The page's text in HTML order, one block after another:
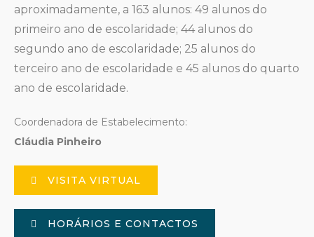
aproximadamente, a 163 alunos: 49 alunos do
primeiro ano de escolaridade; 44 alunos do
segundo ano de escolaridade; 25 alunos do
terceiro ano de escolaridade e 45 alunos do quarto
ano de escolaridade.
Coordenadora de Estabelecimento:
Cláudia Pinheiro
VISITA VIRTUAL
HORÁRIOS E CONTACTOS